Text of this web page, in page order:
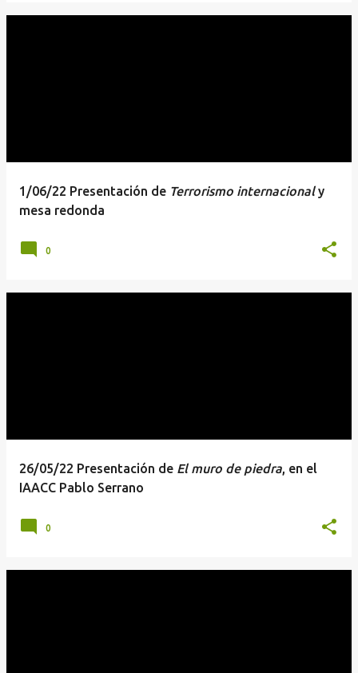
1/06/22 Presentación de Terrorismo internacionaly
mesa redonda
0
26/05/22 Presentación de El muro de piedra, en el
IAACC Pablo Serrano
0